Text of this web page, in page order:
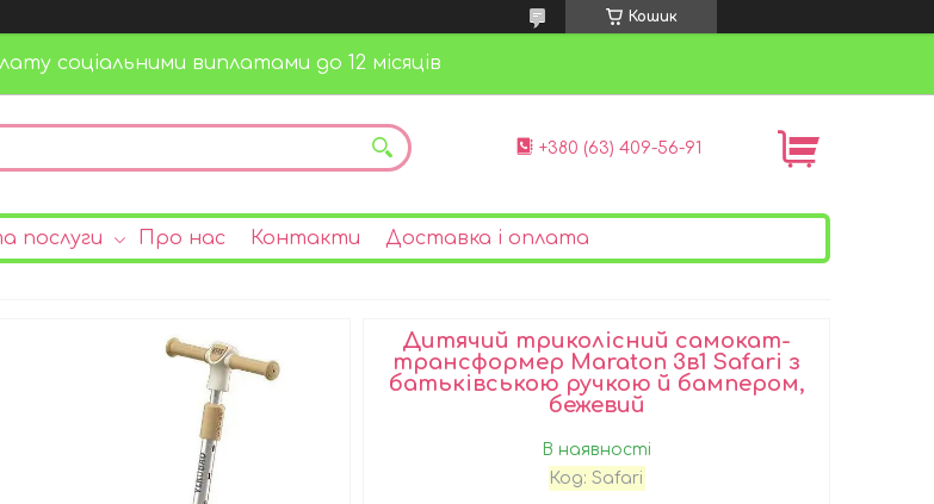
Кошик
соціальними виплатами до 12 місяців
+380 (63) 409-56-91
послуги Про нас Контакти Доставка і оплата
Дитячий триколісний самокат-
трансформер Maraton 3в1 Safari з
батьківською ручкою й бампером,
бежевий
В наявності
Код: Safari